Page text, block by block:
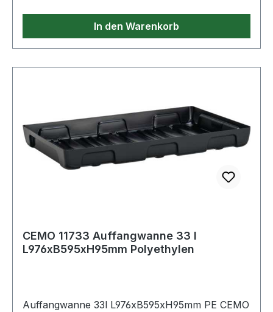
In den Warenkorb
CEMO 11733 Auffangwanne 33 l
L976xB595xH95mm Polyethylen
Auffangwanne 33l L976xB595xH95mm PE CEMO